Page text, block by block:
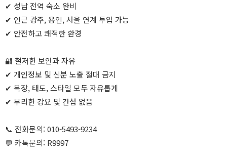
✔ 성남 전역 숙소 완비
✔ 인근 광주, 용인, 서울 연계 투입 가능
✔ 안전하고 쾌적한 환경
🔐 철저한 보안과 자유
✔ 개인정보 및 신분 노출 절대 금지
✔ 복장, 태도, 스타일 모두 자유롭게
✔ 무리한 강요 및 간섭 없음
📞 전화문의: 010-5493-9234
💬 카톡문의: R9997